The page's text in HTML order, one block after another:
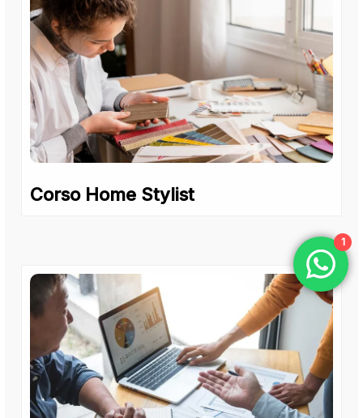
Corso Home Stylist
1